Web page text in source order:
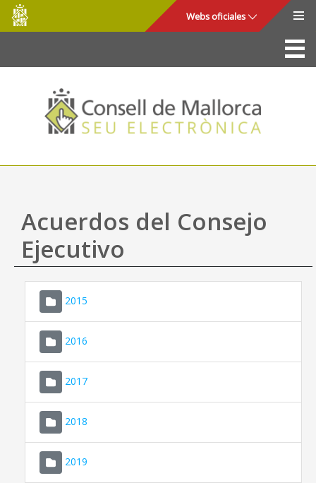
Saltar al contenido principal
Consell
de
Mallorca
Webs oficiales
La Sede
Consejo de Mallorca
Acceso y seguridad
Utilidades
Mapa web
Ayuda
Acuerdos del Consejo
Ejecutivo
2015
2016
2017
2018
2019